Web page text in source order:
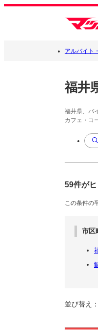
アルバイト
福井
福井県、バ
カフェ・コ
59件がヒ
この条件の
市区
並び替え：